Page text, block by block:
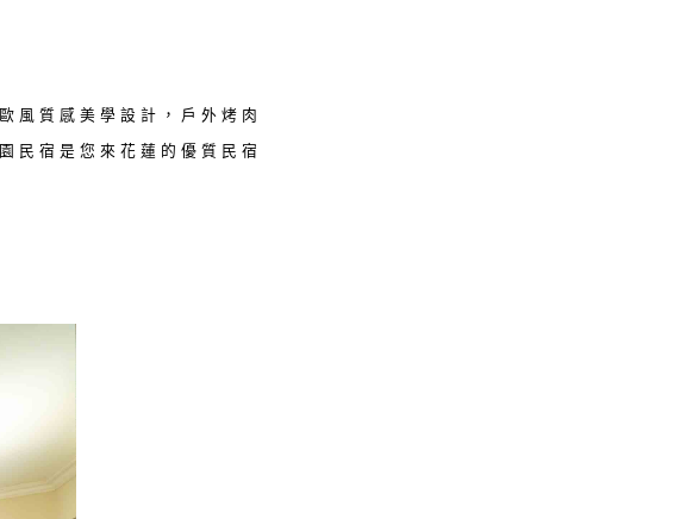
風質感美學設計，戶外烤肉
民宿是您來花蓮的優質民宿